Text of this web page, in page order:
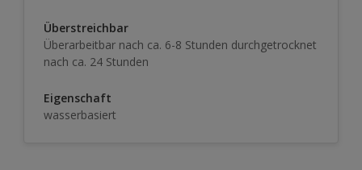
Überstreichbar
Überarbeitbar nach ca. 6-8 Stunden durchgetrocknet
nach ca. 24 Stunden
Eigenschaft
wasserbasiert